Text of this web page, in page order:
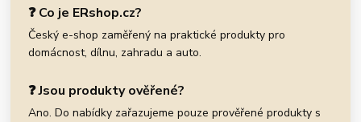
❓ Co je ERshop.cz?
Český e-shop zaměřený na praktické produkty pro
domácnost, dílnu, zahradu a auto.
❓ Jsou produkty ověřené?
Ano. Do nabídky zařazujeme pouze prověřené produkty s